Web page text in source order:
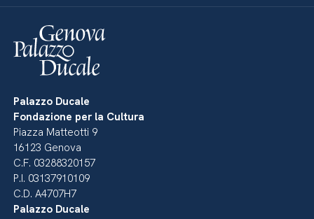
Palazzo Ducale
Fondazione per la Cultura
Piazza Matteotti 9
16123 Genova
C.F. 03288320157
P.I. 03137910109
C.D. A4707H7
Palazzo Ducale